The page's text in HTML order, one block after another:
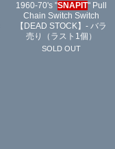
1960-70's "SNAPIT" Pull
Chain Switch Switch
【DEAD STOCK】- バラ
売り（ラスト1個）
SOLD OUT